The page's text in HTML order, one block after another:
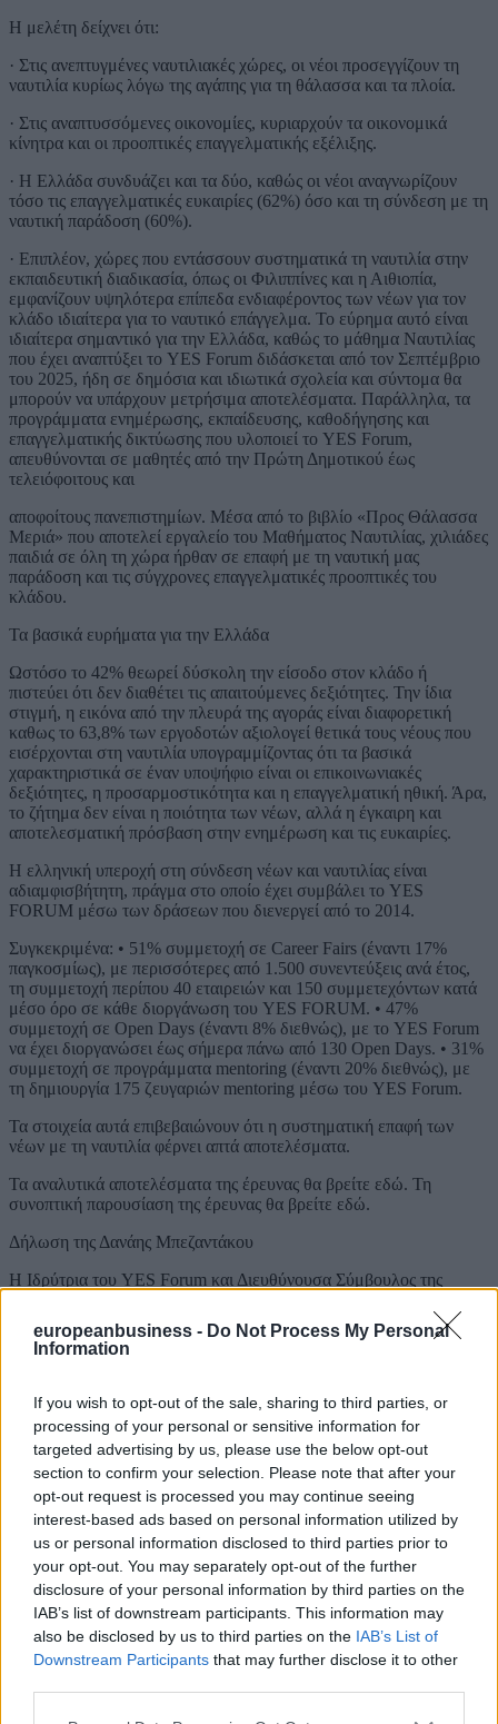
europeanbusiness - Do Not Process My Personal
Information
If you wish to opt-out of the sale, sharing to third parties, or
processing of your personal or sensitive information for
targeted advertising by us, please use the below opt-out
section to confirm your selection. Please note that after your
opt-out request is processed you may continue seeing
interest-based ads based on personal information utilized by
us or personal information disclosed to third parties prior to
your opt-out. You may separately opt-out of the further
disclosure of your personal information by third parties on the
IAB’s list of downstream participants. This information may
also be disclosed by us to third parties on the IAB’s List of
Downstream Participants that may further disclose it to other
Η μελέτη δείχνει ότι:
· Στις ανεπτυγμένες ναυτιλιακές χώρες, οι νέοι προσεγγίζουν τη
ναυτιλία κυρίως λόγω της αγάπης για τη θάλασσα και τα πλοία.
· Στις αναπτυσσόμενες οικονομίες, κυριαρχούν τα οικονομικά
κίνητρα και οι προοπτικές επαγγελματικής εξέλιξης.
· Η Ελλάδα συνδυάζει και τα δύο, καθώς οι νέοι αναγνωρίζουν
τόσο τις επαγγελματικές ευκαιρίες (62%) όσο και τη σύνδεση με τη
ναυτική παράδοση (60%).
· Επιπλέον, χώρες που εντάσσουν συστηματικά τη ναυτιλία στην
εκπαιδευτική διαδικασία, όπως οι Φιλιππίνες και η Αιθιοπία,
εμφανίζουν υψηλότερα επίπεδα ενδιαφέροντος των νέων για τον
κλάδο ιδιαίτερα για το ναυτικό επάγγελμα. Το εύρημα αυτό είναι
ιδιαίτερα σημαντικό για την Ελλάδα, καθώς το μάθημα Ναυτιλίας
που έχει αναπτύξει το YES Forum διδάσκεται από τον Σεπτέμβριο
του 2025, ήδη σε δημόσια και ιδιωτικά σχολεία και σύντομα θα
μπορούν να υπάρχουν μετρήσιμα αποτελέσματα. Παράλληλα, τα
προγράμματα ενημέρωσης, εκπαίδευσης, καθοδήγησης και
επαγγελματικής δικτύωσης που υλοποιεί το YES Forum,
απευθύνονται σε μαθητές από την Πρώτη Δημοτικού έως
τελειόφοιτους και
αποφοίτους πανεπιστημίων. Μέσα από το βιβλίο «Προς Θάλασσα
Μεριά» που αποτελεί εργαλείο του Μαθήματος Ναυτιλίας, χιλιάδες
παιδιά σε όλη τη χώρα ήρθαν σε επαφή με τη ναυτική μας
παράδοση και τις σύγχρονες επαγγελματικές προοπτικές του
κλάδου.
Τα βασικά ευρήματα για την Ελλάδα
Ωστόσο το 42% θεωρεί δύσκολη την είσοδο στον κλάδο ή
πιστεύει ότι δεν διαθέτει τις απαιτούμενες δεξιότητες. Την ίδια
στιγμή, η εικόνα από την πλευρά της αγοράς είναι διαφορετική
καθως το 63,8% των εργοδοτών αξιολογεί θετικά τους νέους που
εισέρχονται στη ναυτιλία υπογραμμίζοντας ότι τα βασικά
χαρακτηριστικά σε έναν υποψήφιο είναι οι επικοινωνιακές
δεξιότητες, η προσαρμοστικότητα και η επαγγελματική ηθική. Άρα,
το ζήτημα δεν είναι η ποιότητα των νέων, αλλά η έγκαιρη και
αποτελεσματική πρόσβαση στην ενημέρωση και τις ευκαιρίες.
Η ελληνική υπεροχή στη σύνδεση νέων και ναυτιλίας είναι
αδιαμφισβήτητη, πράγμα στο οποίο έχει συμβάλει το YES
FORUM μέσω των δράσεων που διενεργεί από το 2014.
Συγκεκριμένα: • 51% συμμετοχή σε Career Fairs (έναντι 17%
παγκοσμίως), με περισσότερες από 1.500 συνεντεύξεις ανά έτος,
τη συμμετοχή περίπου 40 εταιρειών και 150 συμμετεχόντων κατά
μέσο όρο σε κάθε διοργάνωση του YES FORUM. • 47%
συμμετοχή σε Open Days (έναντι 8% διεθνώς), με το YES Forum
να έχει διοργανώσει έως σήμερα πάνω από 130 Open Days. • 31%
συμμετοχή σε προγράμματα mentoring (έναντι 20% διεθνώς), με
τη δημιουργία 175 ζευγαριών mentoring μέσω του YES Forum.
Τα στοιχεία αυτά επιβεβαιώνουν ότι η συστηματική επαφή των
νέων με τη ναυτιλία φέρνει απτά αποτελέσματα.
Τα αναλυτικά αποτελέσματα της έρευνας θα βρείτε εδώ. Τη
συνοπτική παρουσίαση της έρευνας θα βρείτε εδώ.
Δήλωση της Δανάης Μπεζαντάκου
Η Ιδρύτρια του YES Forum και Διευθύνουσα Σύμβουλος της
«Το σημαντικότερο επίτευγμα του YES Forum είναι η δημιουργία
ενός σταθερού και ουσιαστικού διαλόγου ανάμεσα στην
επιχειρηματική και την ακαδημαϊκή κοινότητα, τους θεσμικούς
διεύρυνσή του σε διεθνές επίπεδο. Μέσα από αυτόν τον διάλογο, η
ναυτιλία γίνεται πιο προσιτή, πιο κατανοητή και πιο ανοιχτή στους
νέους ανθρώπους, ενώ παράλληλα αναδεικνύεται η σημασία της
διεθνούς συνεργασίας στη συζήτηση για τη νέα γενιά και το μέλλον
του κλάδου.»
ΔΙΑΒΑΣΤΕ ΑΚΟΜΗ